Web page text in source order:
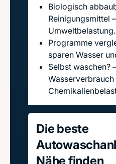
Biologisch
Reinigungsmittel
Umweltbelastung.
Programme
sparen Wasser
Selbst waschen?
Wasserverbrauch
Die beste
Nähe finden